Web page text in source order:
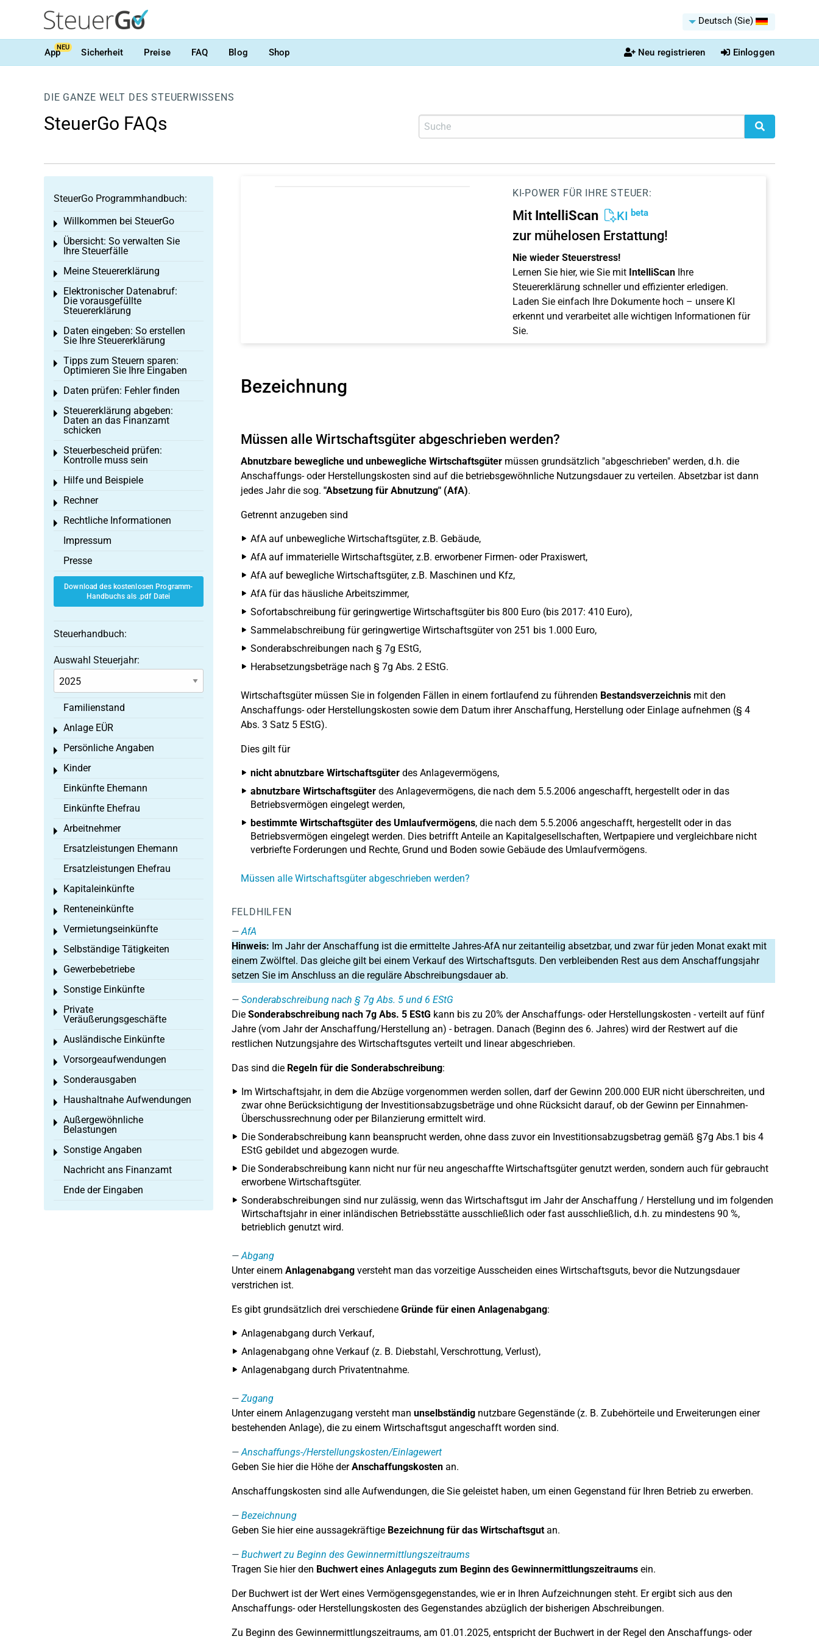
Deutsch (Sie)
AppNEU Sicherheit Preise FAQ Blog Shop Neu registrieren Einloggen
DIE GANZE WELT DES STEUERWISSENS
SteuerGo FAQs
KI-POWER FÜR IHRE STEUER:
Mit IntelliScan KI beta
zur mühelosen Erstattung!
Nie wieder Steuerstress!
Lernen Sie hier, wie Sie mit IntelliScanIhre
Steuererklärung schneller und effizienter erledigen.
Laden Sie einfach Ihre Dokumente hoch – unsere KI
erkennt und verarbeitet alle wichtigen Informationen für
Sie.
Bezeichnung
Müssen alle Wirtschaftsgüter abgeschrieben werden?
Abnutzbare bewegliche und unbewegliche Wirtschaftsgütermüssen grundsätzlich "abgeschrieben" werden, d.h. die
Anschaffungs- oder Herstellungskosten sind auf die betriebsgewöhnliche Nutzungsdauer zu verteilen. Absetzbar ist dann
jedes Jahr die sog. "Absetzung für Abnutzung" (AfA).
Getrennt anzugeben sind
AfA auf unbewegliche Wirtschaftsgüter, z.B. Gebäude,
AfA auf immaterielle Wirtschaftsgüter, z.B. erworbener Firmen- oder Praxiswert,
AfA auf bewegliche Wirtschaftsgüter, z.B. Maschinen und Kfz,
AfA für das häusliche Arbeitszimmer,
Sofortabschreibung für geringwertige Wirtschaftsgüter bis 800 Euro (bis 2017: 410 Euro),
Sammelabschreibung für geringwertige Wirtschaftsgüter von 251 bis 1.000 Euro,
Sonderabschreibungen nach § 7g EStG,
Herabsetzungsbeträge nach § 7g Abs. 2 EStG.
Wirtschaftsgüter müssen Sie in folgenden Fällen in einem fortlaufend zu führenden Bestandsverzeichnismit den
Anschaffungs- oder Herstellungskosten sowie dem Datum ihrer Anschaffung, Herstellung oder Einlage aufnehmen (§ 4
Abs. 3 Satz 5 EStG).
Dies gilt für
nicht abnutzbare Wirtschaftsgüterdes Anlagevermögens,
abnutzbare Wirtschaftsgüterdes Anlagevermögens, die nach dem 5.5.2006 angeschafft, hergestellt oder in das
Betriebsvermögen eingelegt werden,
bestimmte Wirtschaftsgüter des Umlaufvermögens, die nach dem 5.5.2006 angeschafft, hergestellt oder in das
Betriebsvermögen eingelegt werden. Dies betrifft Anteile an Kapitalgesellschaften, Wertpapiere und vergleichbare nicht
verbriefte Forderungen und Rechte, Grund und Boden sowie Gebäude des Umlaufvermögens.
Müssen alle Wirtschaftsgüter abgeschrieben werden?
FELDHILFEN
AfA
Hinweis: Im Jahr der Anschaffung ist die ermittelte Jahres-AfA nur zeitanteilig absetzbar, und zwar für jeden Monat exakt mit
einem Zwölftel. Das gleiche gilt bei einem Verkauf des Wirtschaftsguts. Den verbleibenden Rest aus dem Anschaffungsjahr
setzen Sie im Anschluss an die reguläre Abschreibungsdauer ab.
Sonderabschreibung nach § 7g Abs. 5 und 6 EStG
Die Sonderabschreibung nach 7g Abs. 5 EStG kann bis zu 20% der Anschaffungs- oder Herstellungskosten - verteilt auf fünf
Jahre (vom Jahr der Anschaffung/Herstellung an) - betragen. Danach (Beginn des 6. Jahres) wird der Restwert auf die
restlichen Nutzungsjahre des Wirtschaftsgutes verteilt und linear abgeschrieben.
Das sind die Regeln für die Sonderabschreibung:
Im Wirtschaftsjahr, in dem die Abzüge vorgenommen werden sollen, darf der Gewinn 200.000 EUR nicht überschreiten, und
zwar ohne Berücksichtigung der Investitionsabzugsbeträge und ohne Rücksicht darauf, ob der Gewinn per Einnahmen-
Überschussrechnung oder per Bilanzierung ermittelt wird.
Die Sonderabschreibung kann beansprucht werden, ohne dass zuvor ein Investitionsabzugsbetrag gemäß §7g Abs.1 bis 4
EStG gebildet und abgezogen wurde.
Die Sonderabschreibung kann nicht nur für neu angeschaffte Wirtschaftsgüter genutzt werden, sondern auch für gebraucht
erworbene Wirtschaftsgüter.
Sonderabschreibungen sind nur zulässig, wenn das Wirtschaftsgut im Jahr der Anschaffung / Herstellung und im folgenden
Wirtschaftsjahr in einer inländischen Betriebsstätte ausschließlich oder fast ausschließlich, d.h. zu mindestens 90 %,
betrieblich genutzt wird.
Abgang
Unter einem Anlagenabgangversteht man das vorzeitige Ausscheiden eines Wirtschaftsguts, bevor die Nutzungsdauer
verstrichen ist.
Es gibt grundsätzlich drei verschiedene Gründe für einen Anlagenabgang:
Anlagenabgang durch Verkauf,
Anlagenabgang ohne Verkauf (z. B. Diebstahl, Verschrottung, Verlust),
Anlagenabgang durch Privatentnahme.
Zugang
Unter einem Anlagenzugang versteht man unselbständignutzbare Gegenstände (z. B. Zubehörteile und Erweiterungen einer
bestehenden Anlage), die zu einem Wirtschaftsgut angeschafft worden sind.
Anschaffungs-/Herstellungskosten/Einlagewert
Geben Sie hier die Höhe derAnschaffungskostenan.
Anschaffungskosten sind alle Aufwendungen, die Sie geleistet haben, um einen Gegenstand für Ihren Betrieb zu erwerben.
Bezeichnung
Geben Sie hier eine aussagekräftige Bezeichnung für das Wirtschaftsgutan.
Buchwert zu Beginn des Gewinnermittlungszeitraums
Tragen Sie hier den Buchwert eines Anlageguts zum Beginn des Gewinnermittlungszeitraumsein.
Der Buchwert ist der Wert eines Vermögensgegenstandes, wie er in Ihren Aufzeichnungen steht. Er ergibt sich aus den
Anschaffungs- oder Herstellungskosten des Gegenstandes abzüglich der bisherigen Abschreibungen.
Zu Beginn des Gewinnermittlungszeitraums, am 01.01.2025, entspricht der Buchwert in der Regel den Anschaffungs- oder
SteuerGo Programmhandbuch:
Willkommen bei SteuerGo
Toggle menu
Übersicht: So verwalten Sie
Ihre Steuerfälle
Toggle menu
Meine Steuererklärung
Toggle menu
Elektronischer Datenabruf:
Die vorausgefüllte
Steuererklärung
Toggle menu
Daten eingeben: So erstellen
Sie Ihre Steuererklärung
Toggle menu
Tipps zum Steuern sparen:
Optimieren Sie Ihre Eingaben
Toggle menu
Daten prüfen: Fehler finden
Toggle menu
Steuererklärung abgeben:
Daten an das Finanzamt
schicken
Toggle menu
Steuerbescheid prüfen:
Kontrolle muss sein
Toggle menu
Hilfe und Beispiele
Toggle menu
Rechner
Toggle menu
Rechtliche Informationen
Toggle menu
Impressum
Presse
Download des kostenlosen Programm-
Handbuchs als .pdf Datei
Steuerhandbuch:
Auswahl Steuerjahr:
Familienstand
Anlage EÜR
Toggle menu
Persönliche Angaben
Toggle menu
Kinder
Toggle menu
Einkünfte Ehemann
Einkünfte Ehefrau
Arbeitnehmer
Toggle menu
Ersatzleistungen Ehemann
Ersatzleistungen Ehefrau
Kapitaleinkünfte
Toggle menu
Renteneinkünfte
Toggle menu
Vermietungseinkünfte
Toggle menu
Selbständige Tätigkeiten
Toggle menu
Gewerbebetriebe
Toggle menu
Sonstige Einkünfte
Toggle menu
Private
Veräußerungsgeschäfte
Toggle menu
Ausländische Einkünfte
Toggle menu
Vorsorgeaufwendungen
Toggle menu
Sonderausgaben
Toggle menu
Haushaltnahe Aufwendungen
Toggle menu
Außergewöhnliche
Belastungen
Toggle menu
Sonstige Angaben
Toggle menu
Nachricht ans Finanzamt
Ende der Eingaben